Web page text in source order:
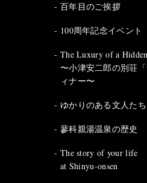
百年目のご挨拶
100周年記念イベント
The Luxury of a
〜小津安二郎の別荘
ィナー〜
ゆかりのある文人たち
蓼科親湯温泉の歴史
The story of your life
at Shinyu-onsen